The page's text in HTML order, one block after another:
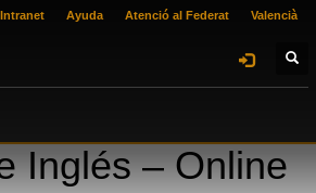
Intranet Ayuda Atenció al Federat Valencià
Inglés – Online